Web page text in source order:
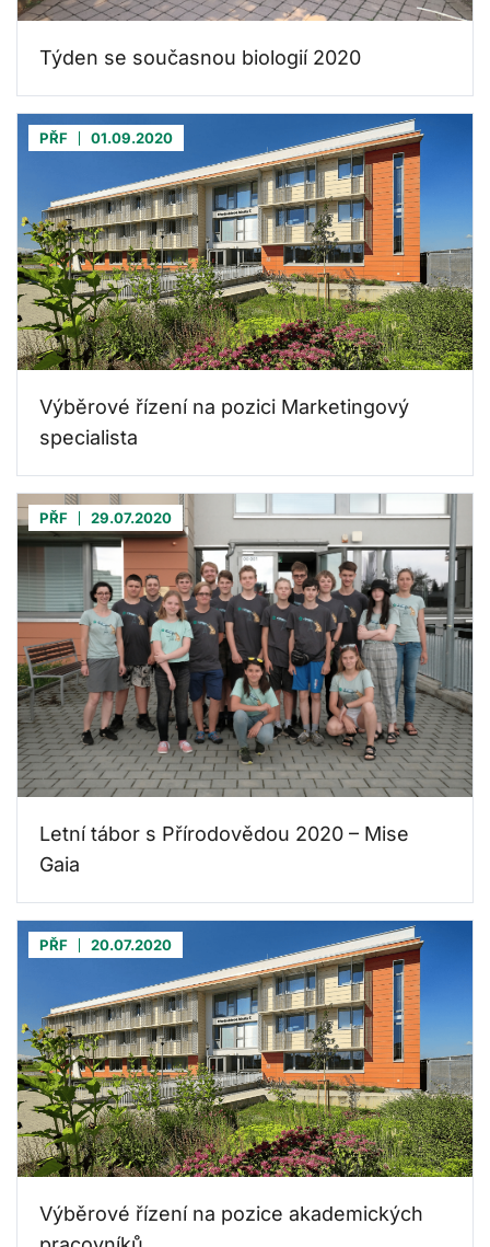
Týden se současnou biologií 2020
PŘF 01.09.2020
Výběrové řízení na pozici Marketingový
specialista
PŘF 29.07.2020
Letní tábor s Přírodovědou 2020 – Mise
Gaia
PŘF 20.07.2020
Výběrové řízení na pozice akademických